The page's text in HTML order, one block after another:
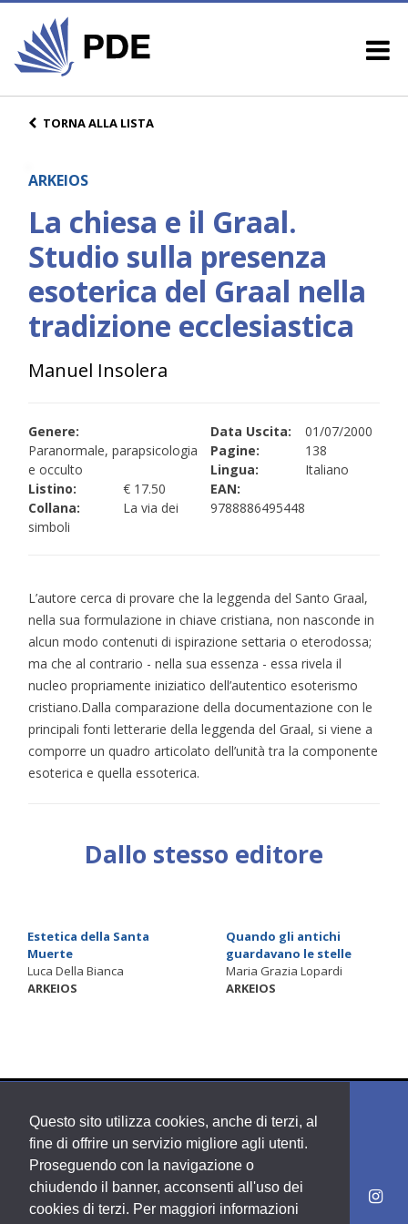
Questo sito utilizza cookies, anche di terzi, al
fine di offrire un servizio migliore agli utenti.
Proseguendo con la navigazione o
chiudendo il banner, acconsenti all'uso dei
cookies di terzi. Per maggiori informazioni
TORNA ALLA LISTA
ARKEIOS
La chiesa e il Graal.
Studio sulla presenza
esoterica del Graal nella
tradizione ecclesiastica
Manuel Insolera
Genere:
Paranormale, parapsicologia
e occulto
Listino:
€ 17.50
Collana:
La via dei
simboli
Data Uscita:
01/07/2000
Pagine:
138
Lingua:
Italiano
EAN:
9788886495448
L’autore cerca di provare che la leggenda del Santo Graal,
nella sua formulazione in chiave cristiana, non nasconde in
alcun modo contenuti di ispirazione settaria o eterodossa;
ma che al contrario - nella sua essenza - essa rivela il
nucleo propriamente iniziatico dell’autentico esoterismo
cristiano.Dalla comparazione della documentazione con le
principali fonti letterarie della leggenda del Graal, si viene a
comporre un quadro articolato dell’unità tra la componente
esoterica e quella essoterica.
Dallo stesso editore
Estetica della Santa
Muerte
Luca Della Bianca
ARKEIOS
Quando gli antichi
guardavano le stelle
Maria Grazia Lopardi
ARKEIOS